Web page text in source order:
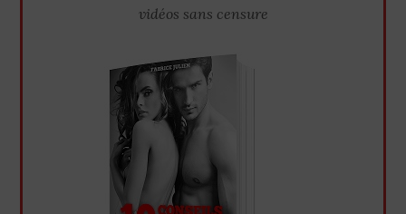
vidéos sans censure